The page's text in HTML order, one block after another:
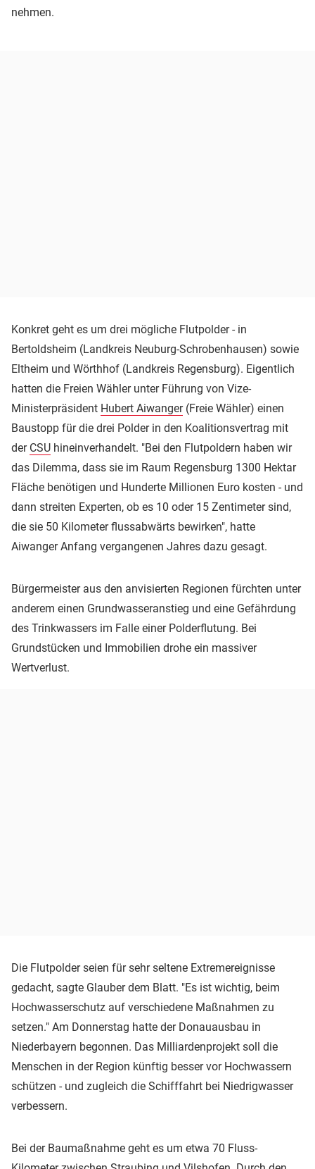
nehmen.
Konkret geht es um drei mögliche Flutpolder - in
Bertoldsheim (Landkreis Neuburg-Schrobenhausen) sowie
Eltheim und Wörthhof (Landkreis Regensburg). Eigentlich
hatten die Freien Wähler unter Führung von Vize-
Ministerpräsident Hubert Aiwanger(Freie Wähler) einen
Baustopp für die drei Polder in den Koalitionsvertrag mit
der CSU hineinverhandelt. "Bei den Flutpoldern haben wir
das Dilemma, dass sie im Raum Regensburg 1300 Hektar
Fläche benötigen und Hunderte Millionen Euro kosten - und
dann streiten Experten, ob es 10 oder 15 Zentimeter sind,
die sie 50 Kilometer flussabwärts bewirken", hatte
Aiwanger Anfang vergangenen Jahres dazu gesagt.
Bürgermeister aus den anvisierten Regionen fürchten unter
anderem einen Grundwasseranstieg und eine Gefährdung
des Trinkwassers im Falle einer Polderflutung. Bei
Grundstücken und Immobilien drohe ein massiver
Wertverlust.
Die Flutpolder seien für sehr seltene Extremereignisse
gedacht, sagte Glauber dem Blatt. "Es ist wichtig, beim
Hochwasserschutz auf verschiedene Maßnahmen zu
setzen." Am Donnerstag hatte der Donauausbau in
Niederbayern begonnen. Das Milliardenprojekt soll die
Menschen in der Region künftig besser vor Hochwassern
schützen - und zugleich die Schifffahrt bei Niedrigwasser
verbessern.
Bei der Baumaßnahme geht es um etwa 70 Fluss-